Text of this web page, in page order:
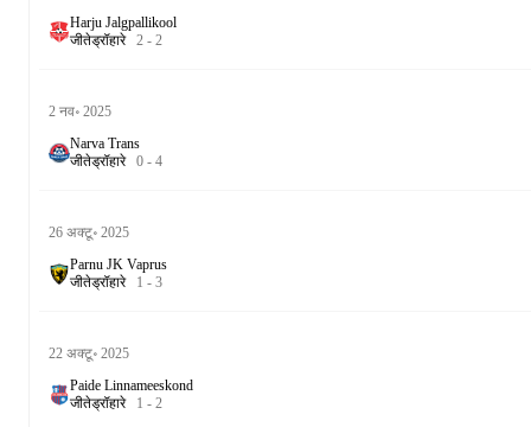
Harju Jalgpallikool
जीतेड्रॉहारे 2 - 2
2 नव॰ 2025
Narva Trans
जीतेड्रॉहारे 0 - 4
26 अक्टू॰ 2025
Parnu JK Vaprus
जीतेड्रॉहारे 1 - 3
22 अक्टू॰ 2025
Paide Linnameeskond
जीतेड्रॉहारे 1 - 2